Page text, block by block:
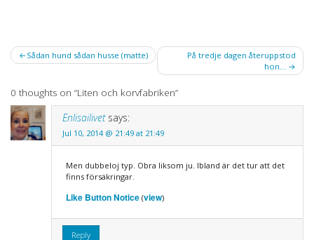
PostSådan hund sådan husse (matte)
På tredje dagen återuppstod
hon…
0 thoughts on “Liten och korvfabriken”
Enlisailivet says:
Jul 10, 2014 @ 21:49 at 21:49
Men dubbeloj typ. Obra liksom ju. Ibland är det tur att det
finns försäkringar.
Like Button Notice(view)
Reply